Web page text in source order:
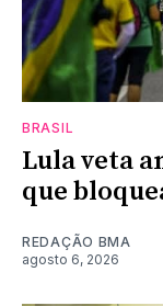
BRASIL
Lula veta
que
REDAÇÃO BMA
agosto 6, 2026